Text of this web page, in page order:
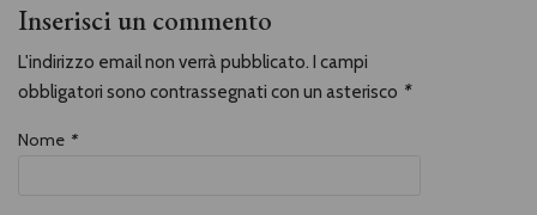
Inserisci un commento
L'indirizzo email non verrà pubblicato. I campi
obbligatori sono contrassegnati con un asterisco *
Nome *